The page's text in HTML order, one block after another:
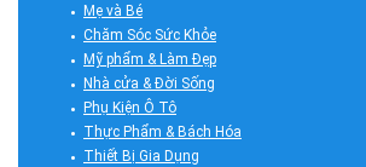
Mẹ và Bé
Chăm Sóc Sức Khỏe
Mỹ phẩm & Làm Đẹp
Nhà cửa & Đời Sống
Phụ Kiện Ô Tô
Thực Phẩm & Bách Hóa
Thiết Bị Gia Dụng